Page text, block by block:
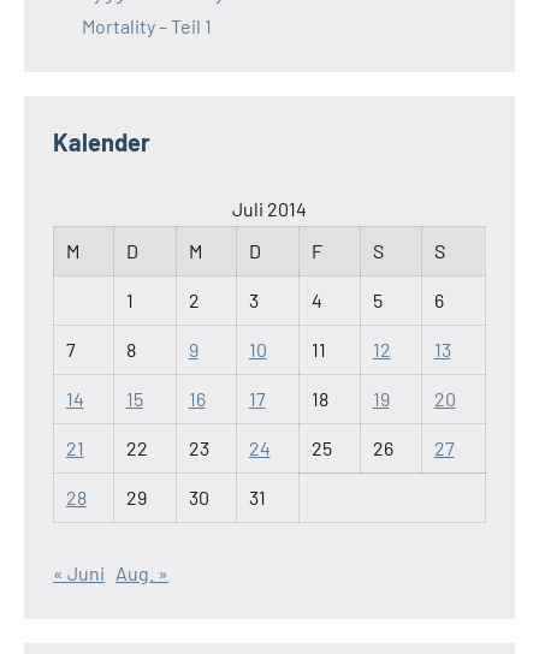
Mortality – Teil 1
Kalender
Juli 2014
M
D M D F S S
1 2 3 4 5 6
7 8 9 10 11 12 13
14 15 16 17 18 19 20
21 22 23 24 25 26 27
28 29 30 31
« Juni Aug. »